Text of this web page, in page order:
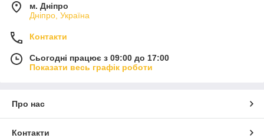
м. Дніпро
Дніпро, Україна
Контакти
Сьогодні працює з 09:00 до 17:00
Показати весь графік роботи
Про нас
Контакти